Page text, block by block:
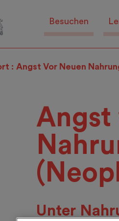
Besuchen
Angst Vor Neuen
Angst
Unter